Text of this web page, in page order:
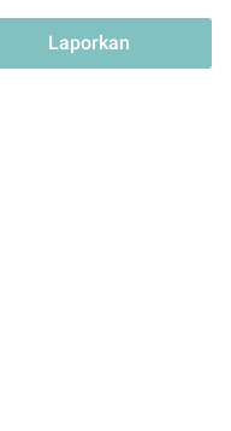
Laporkan